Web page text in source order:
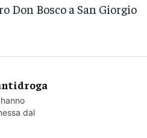
Don Bosco a San Giorgio
dal